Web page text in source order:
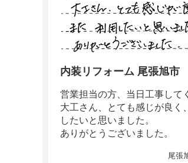
内装リフォーム 尾張旭市
営業担当の方、当日工事して
大工さん、とても感じが良く
したいと思いました。
ありがとうございました。
尾張